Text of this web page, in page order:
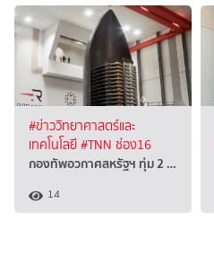
#ข่าววิทยาศาสตร์และ
เทคโนโลยี#TNN ช่อง16
กองทัพอวกาศสหรัฐฯ ทุ่ม 2 …
14